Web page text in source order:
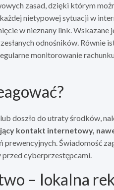
zasad, dzięki którym
nietypowej sytuacji w
w nieznany link. Wskazane
odnośników. Równie
monitorowanie
doszło do utraty środków,
kontakt internetowy,
prewencyjnych. Świadomość
cyberprzestępcami.
– lokalna